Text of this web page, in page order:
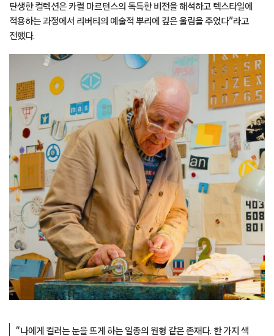
탄생한 컬렉션은 카럴 마르턴스의 독특한 비전을 해석하고 텍스타일에
적용하는 과정에서 리버티의 예술적 뿌리에 깊은 울림을 주었다”라고
전했다.
“나에게 컬러는 눈을 뜨게 하는 일종의 원형 같은 존재다. 한 가지 색